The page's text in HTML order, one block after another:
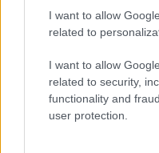
I want to allow
related to
I want to allow
related to security,
functionality and
user protection.